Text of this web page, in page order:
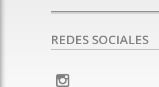
REDES SOCIALES